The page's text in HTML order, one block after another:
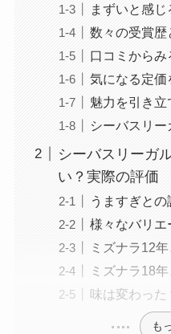
まずいと感
数々の受賞歴
口コミからみ
気になる定価
魅力を引き
シーバスリ
シーバスリーガ
い？実際の評価
うますぎとの
様々なバリエ
ミズナラ12
ミズナラ18
味は変わった
も